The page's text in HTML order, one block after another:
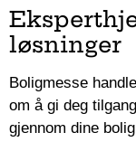
løsninger
Boligmesse
om å gi deg
gjennom dine